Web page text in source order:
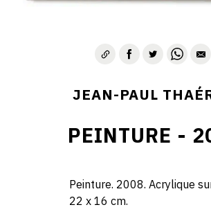
JEAN-PAUL
PEINTURE -
Peinture. 2008. Acrylique
22 x 16 cm.